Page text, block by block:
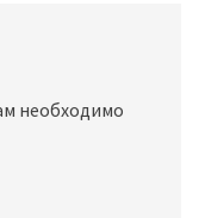
необходимо